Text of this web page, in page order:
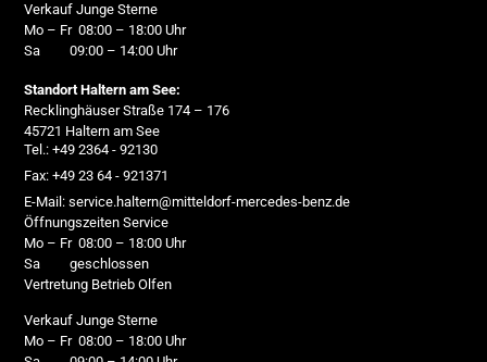
Verkauf Junge Sterne
Mo – Fr 08:00 – 18:00 Uhr
Sa 09:00 – 14:00 Uhr
Standort Haltern am See:
Recklinghäuser Straße 174 – 176
45721 Haltern am See
Tel.: +49 2364 - 92130
Fax: +49 23 64 - 921371
E-Mail: service.haltern@mitteldorf-mercedes-benz.de
Öffnungszeiten Service
Mo – Fr 08:00 – 18:00 Uhr
Sa geschlossen
Vertretung Betrieb Olfen
Verkauf Junge Sterne
Mo – Fr 08:00 – 18:00 Uhr